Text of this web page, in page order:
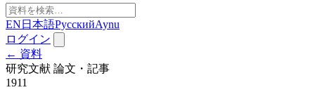
EN 日本語РусскийAynu
ログイン
← 資料
研究文献 論文・記事
1911